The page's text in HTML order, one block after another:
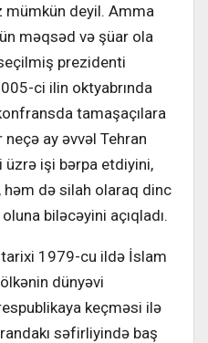
mümkün deyil. Amma
məqsəd və şüar ola
prezidenti
ci ilin oktyabrında
tamaşaçılara
ay əvvəl Tehran
üzrə işi bərpa etdiyini,
həm də silah olaraq dinc
biləcəyini açıqladı.
tarixi 1979-cu ildə İslam
dünyəvi
keçməsi ilə
səfirliyində baş